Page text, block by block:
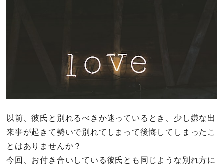
以前、彼氏と別れるべきか迷っているとき、少し嫌な出
来事が起きて勢いで別れてしまって後悔してしまったこ
とはありませんか？
今回、お付き合いしている彼氏とも同じような別れ方に